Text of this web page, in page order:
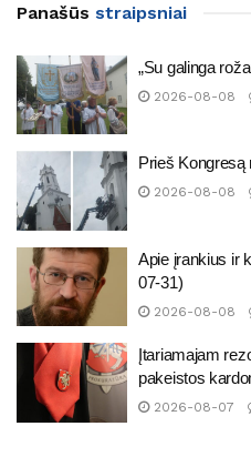
Panašūs straipsniai
„Su galinga
2026-08-08
Prieš
2026-08-08
Apie įrankius ir
07-31)
2026-08-08
Įtariamajam
pakeistos
2026-08-07